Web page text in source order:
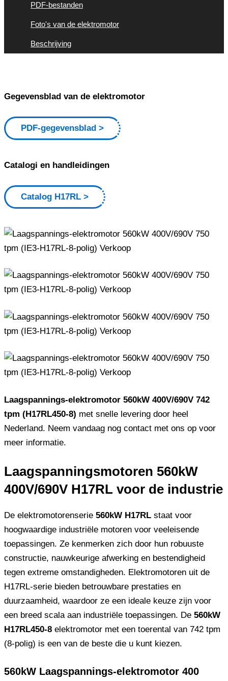
PDF-bestanden
Foto's van de elektromotor
Beschrijving
Gegevensblad van de elektromotor
PDF-gegevensblad
Catalogi en handleidingen
Catalog H17RL
Laagspannings-elektromotor 560kW 400V/690V 742
tpm (H17RL450-8) met snelle levering door heel
Nederland. Neem vandaag nog contact met ons op voor
meer informatie.
Laagspanningsmotoren 560kW
400V/690V H17RL voor de industrie
De elektromotorenserie 560kW H17RL staat voor
hoogwaardige industriële motoren voor veeleisende
toepassingen. Ze kenmerken zich door hun robuuste
constructie, nauwkeurige afwerking en bestendigheid
tegen extreme omstandigheden. Elektromotoren uit de
H17RL-serie bieden betrouwbare prestaties en
duurzaamheid, waardoor ze een ideale keuze zijn voor
een breed scala aan industriële toepassingen. De 560kW
H17RL450-8 elektromotor met een toerental van 742 tpm
(8-polig) is een van de beste die u kunt kiezen.
560kW Laagspannings-elektromotor 400